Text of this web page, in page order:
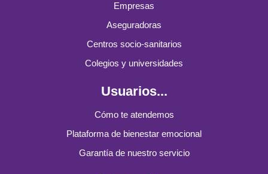
Empresas
Aseguradoras
Centros socio-sanitarios
Colegios y universidades
Usuarios...
Cómo te atendemos
Plataforma de bienestar emocional
Garantía de nuestro servicio